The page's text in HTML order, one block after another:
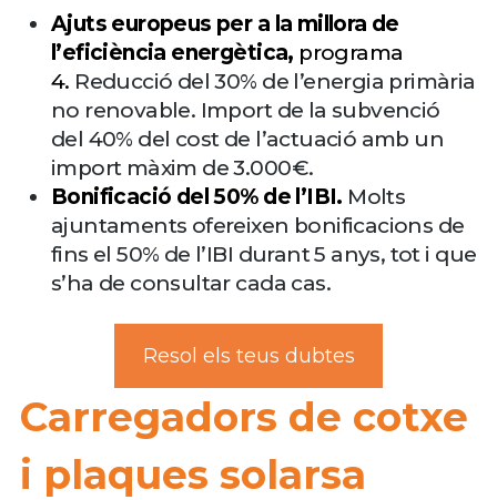
Ajuts europeus per a la millora de
l’eficiència energètica, programa
4. Reducció del 30% de l’energia primària
no renovable. Import de la subvenció
del 40% del cost de l’actuació amb un
import màxim de 3.000€.
Bonificació del 50% de l’IBI. Molts
ajuntaments ofereixen bonificacions de
fins el 50% de l’IBI durant 5 anys, tot i que
s’ha de consultar cada cas.
Resol els teus dubtes
Carregadors de cotxe
i plaques solarsa